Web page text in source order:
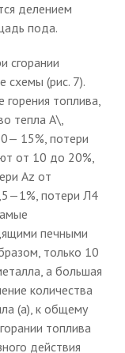
делением
пода.
сгорании
схемы (рис. 7).
горения топлива,
тепла А\,
15%, потери
от 10 до 20%,
Az от
потери Л4
печными
только 10
а большая
количества
(а), к общему
топлива
действия